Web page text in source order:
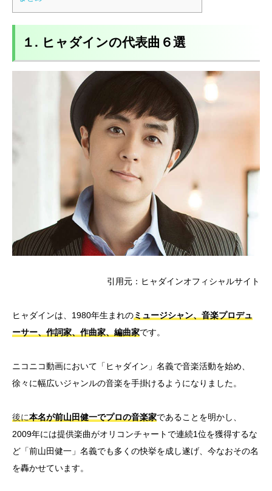
１. ヒャダインの代表曲６選
引用元：ヒャダインオフィシャルサイト
ヒャダインは、1980年生まれのミュージシャン、音楽プロデュ
ーサー、作詞家、作曲家、編曲家です。
ニコニコ動画において「ヒャダイン」名義で音楽活動を始め、
徐々に幅広いジャンルの音楽を手掛けるようになりました。
後に本名が前山田健一でプロの音楽家であることを明かし、
2009年には提供楽曲がオリコンチャートで連続1位を獲得するな
ど「前山田健一」名義でも多くの快挙を成し遂げ、今なおその名
を轟かせています。